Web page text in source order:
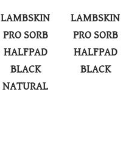
LAMBSKIN
PRO SORB
HALFPAD
BLACK
NATURAL
LAMBSKIN
PRO SORB
HALFPAD
BLACK